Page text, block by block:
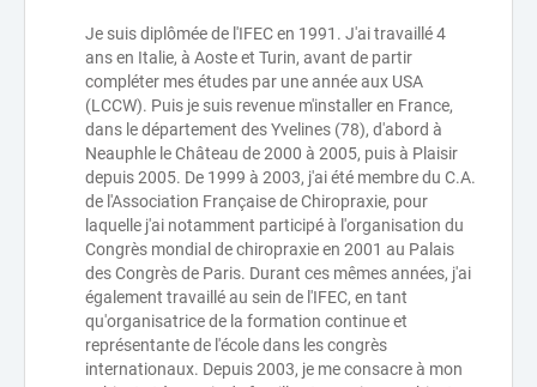
Je suis diplômée de l'IFEC en 1991. J'ai travaillé 4
ans en Italie, à Aoste et Turin, avant de partir
compléter mes études par une année aux USA
(LCCW). Puis je suis revenue m'installer en France,
dans le département des Yvelines (78), d'abord à
Neauphle le Château de 2000 à 2005, puis à Plaisir
depuis 2005. De 1999 à 2003, j'ai été membre du C.A.
de l'Association Française de Chiropraxie, pour
laquelle j'ai notamment participé à l'organisation du
Congrès mondial de chiropraxie en 2001 au Palais
des Congrès de Paris. Durant ces mêmes années, j'ai
également travaillé au sein de l'IFEC, en tant
qu'organisatrice de la formation continue et
représentante de l'école dans les congrès
internationaux. Depuis 2003, je me consacre à mon